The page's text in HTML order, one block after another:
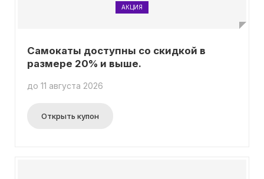
АКЦИЯ
Самокаты доступны со скидкой в
размере 20% и выше.
до 11 августа 2026
Открыть купон